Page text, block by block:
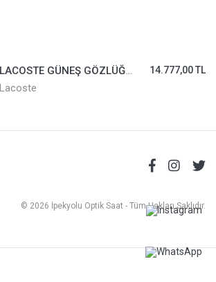
LACOSTE GÜNEŞ GÖZLÜĞÜ L209S-757
Lacoste
14.777,00 TL
© 2026 İpekyolu Optik Saat - Tüm Hakları Saklıdır.